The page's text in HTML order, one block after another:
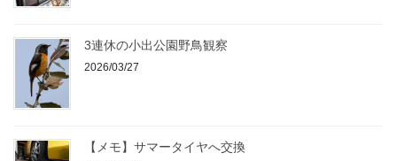
3連休の小出公園野鳥観察
2026/03/27
【メモ】サマータイヤへ交換